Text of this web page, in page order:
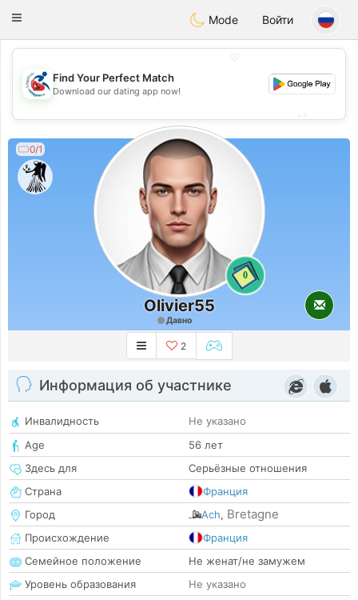
Handi Space
Toggle
Mode Войти
💖
💕
Find Your Perfect Match
Download our dating app now!
0/1
0
Olivier55
Давно
2
Информация об участнике
Инвалидность
Не указано
Age
56 лет
Здесь для
Серьёзные отношения
Страна
Франция
Город
Ach, Bretagne
Происхождение
Франция
Семейное положение
Не женат/не замужем
Уровень образования
Не указано